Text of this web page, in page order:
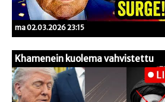
ma 02.03.2026 23:15
Khamenein kuolema vahvistettu